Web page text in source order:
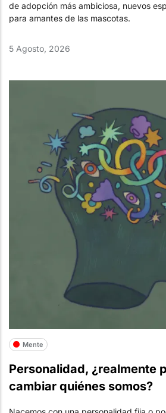
de adopción más ambiciosa, nuevos
para amantes de las mascotas.
5 Agosto, 2026
Mente
Personalidad, ¿realmente
cambiar quiénes somos?